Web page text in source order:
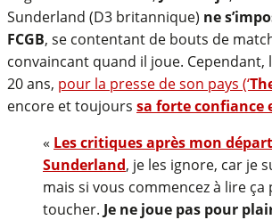
Sunderland (D3 britannique) ne
FCGB, se contentant de bouts de
convaincant quand il joue. Cependant,
20 ans, pour la presse de son pays (‘
encore et toujours sa forte confiance
« Les critiques après mon
Sunderland, je les ignore, car je
mais si vous commencez à lire ça
toucher. Je ne joue pas pour